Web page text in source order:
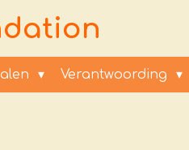
Verantwoording